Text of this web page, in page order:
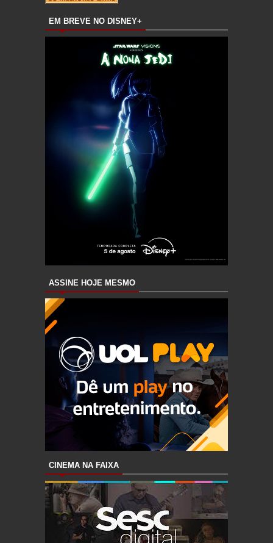
EM BREVE NO DISNEY+
ASSINE HOJE MESMO
CINEMA NA FAIXA